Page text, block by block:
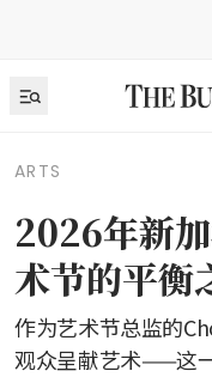
ARTS
2026年新
术节的平衡
作为艺术节总监的
观众呈献艺术——这